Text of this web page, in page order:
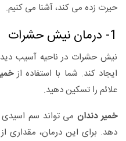
حیرت زده می کند، آشنا می کنیم.
1- درمان نیش حشرات
نیش حشرات در ناحیه آسیب
ایجاد کند. شما با استفاده از
علائم را تسکین دهید.
خمیر دندانمی تواند سم اسیدی
دهد. برای این درمان، مقداری